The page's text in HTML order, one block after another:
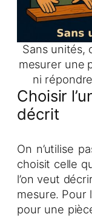
Sans unités,
mesurer une
ni
Choisir
décrit
On n’utilise
choisit celle
l’on veut
mesure. Pour
pour une